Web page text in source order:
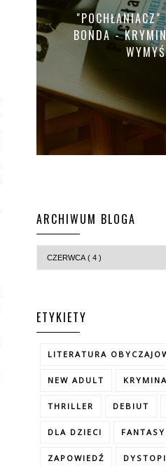
"POCHŁANIACZ"
BONDA -
ARCHIWUM BLOGA
ETYKIETY
LITERATURA
NEW ADULT
THRILLER DEBIUT
DLA DZIECI FANTASY
ZAPOWIEDŹ